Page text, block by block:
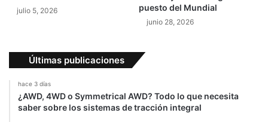
e
julio 5, 2026
puesto del Mundial
junio 28, 2026
Últimas publicaciones
hace 3 días
¿AWD, 4WD o Symmetrical AWD? Todo lo que necesita
saber sobre los sistemas de tracción integral